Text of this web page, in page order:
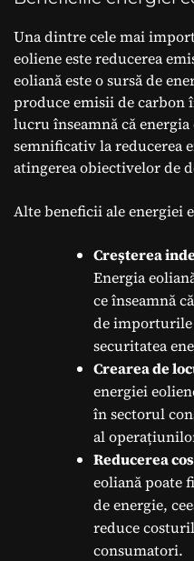
Una dintre cele mai
eoliene este reducerea
eoliană este o sursă de
produce emisii de
lucru înseamnă că
semnificativ la reducerea
atingerea obiectivelor de
Alte beneficii ale energiei
Creșterea
Energia
ce înseamnă
de importurile
securitatea
Crearea de
energiei
în sectorul
al
Reducerea
eoliană poate
de energie,
reduce
consumatori.